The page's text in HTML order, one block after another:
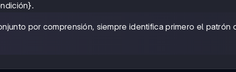
por comprensión, siempre identifica primero el patrón